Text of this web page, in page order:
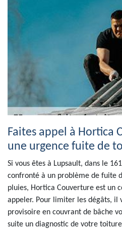
Faites appel à Hortica
une urgence fuite de
Si vous êtes à Lupsault, dans le
confronté à un problème de fuite
pluies, Hortica Couverture est un
appeler. Pour limiter les dégâts, il
provisoire en couvrant de bâche
suite un diagnostic de votre